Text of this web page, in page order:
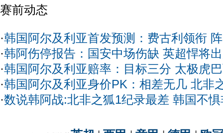
赛前动态
·韩国阿尔及利亚首发预测：费古利领衔
·韩阿伤停报告：国安中场伤缺 英超悍将
·韩国阿尔及利亚赔率：目标三分 太极虎
·韩国阿尔及利亚身价PK：相差无几 北非
·数说韩阿战:北非之狐1纪录最差 韩国不